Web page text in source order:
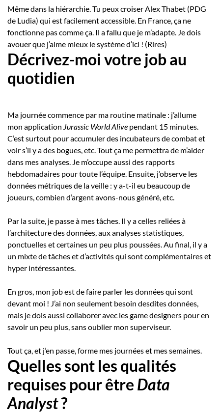
Même dans la hiérarchie. Tu peux croiser Alex Thabet (PDG
de Ludia) qui est facilement accessible. En France, ça ne
fonctionne pas comme ça. Il a fallu que je m’adapte. Je dois
avouer que j’aime mieux le système d’ici ! (Rires)
Décrivez-moi votre job au
quotidien
Ma journée commence par ma routine matinale : j’allume
mon application Jurassic World Alive pendant 15 minutes.
C’est surtout pour accumuler des incubateurs de combat et
voir s’il y a des bogues, etc. Tout ça me permettra de m’aider
dans mes analyses. Je m’occupe aussi des rapports
hebdomadaires pour toute l’équipe. Ensuite, j’observe les
données métriques de la veille : y a-t-il eu beaucoup de
joueurs, combien d’argent avons-nous généré, etc.
Par la suite, je passe à mes tâches. Il y a celles reliées à
l’architecture des données, aux analyses statistiques,
ponctuelles et certaines un peu plus poussées. Au final, il y a
un mixte de tâches et d’activités qui sont complémentaires et
hyper intéressantes.
En gros, mon job est de faire parler les données qui sont
devant moi ! J’ai non seulement besoin desdites données,
mais je dois aussi collaborer avec les game designers pour en
savoir un peu plus, sans oublier mon superviseur.
Tout ça, et j’en passe, forme mes journées et mes semaines.
Quelles sont les qualités
requises pour être Data
Analyst?